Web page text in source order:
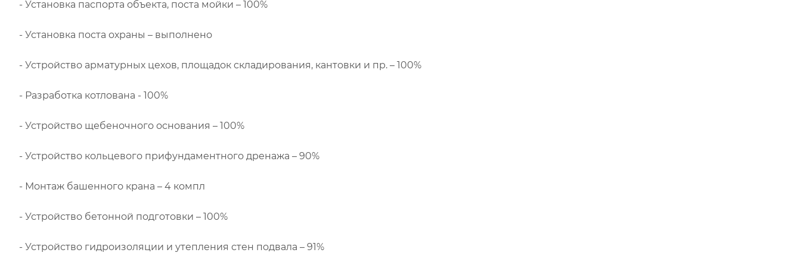
- Установка паспорта объекта, поста мойки – 100%
- Установка поста охраны – выполнено
- Устройство арматурных цехов, площадок складирования, кантовки и пр. – 100%
- Разработка котлована - 100%
- Устройство щебеночного основания – 100%
- Устройство кольцевого прифундаментного дренажа – 90%
- Монтаж башенного крана – 4 компл
- Устройство бетонной подготовки – 100%
- Устройство гидроизоляции и утепления стен подвала – 91%